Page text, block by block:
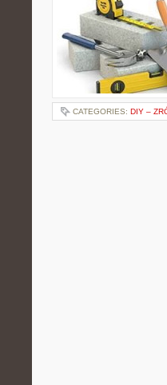
CATEGORIES: DIY –